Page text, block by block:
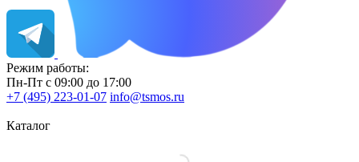
Режим работы:
Пн-Пт с 09:00 до 17:00
+7 (495) 223-01-07 info@tsmos.ru
Каталог